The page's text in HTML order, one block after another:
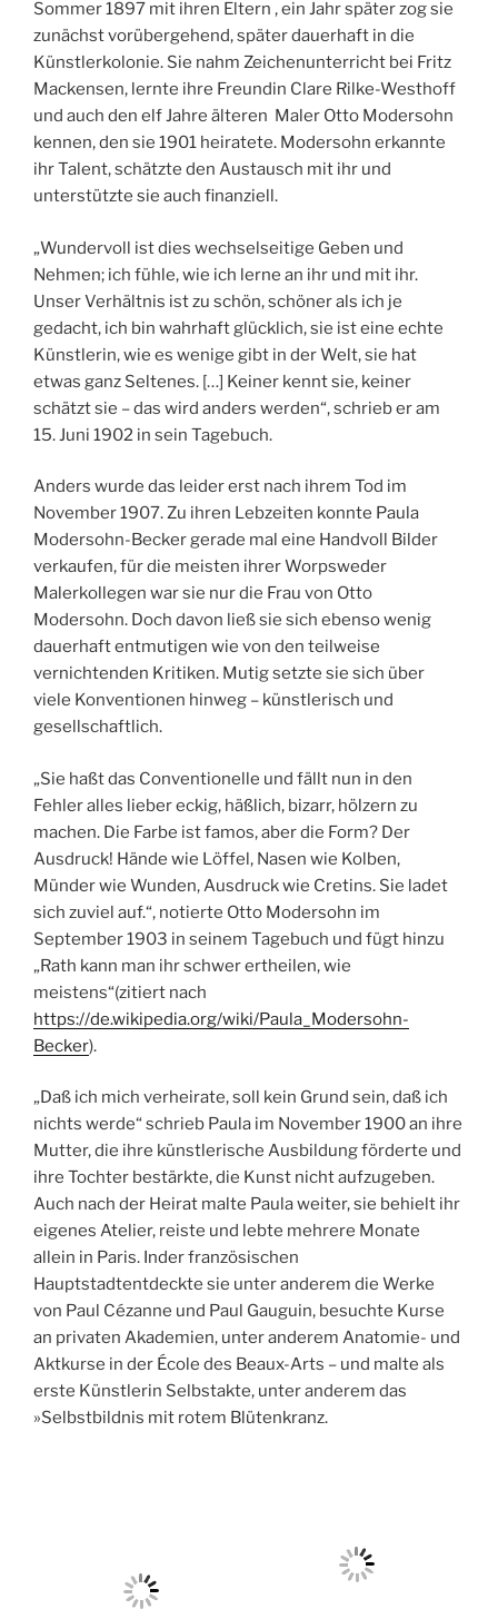
Sommer 1897 mit ihren Eltern , ein Jahr später zog sie
zunächst vorübergehend, später dauerhaft in die
Künstlerkolonie. Sie nahm Zeichenunterricht bei Fritz
Mackensen, lernte ihre Freundin Clare Rilke-Westhoff
und auch den elf Jahre älteren Maler Otto Modersohn
kennen, den sie 1901 heiratete. Modersohn erkannte
ihr Talent, schätzte den Austausch mit ihr und
unterstützte sie auch finanziell.
„Wundervoll ist dies wechselseitige Geben und
Nehmen; ich fühle, wie ich lerne an ihr und mit ihr.
Unser Verhältnis ist zu schön, schöner als ich je
gedacht, ich bin wahrhaft glücklich, sie ist eine echte
Künstlerin, wie es wenige gibt in der Welt, sie hat
etwas ganz Seltenes. […] Keiner kennt sie, keiner
schätzt sie – das wird anders werden“, schrieb er am
15. Juni 1902 in sein Tagebuch.
Anders wurde das leider erst nach ihrem Tod im
November 1907. Zu ihren Lebzeiten konnte Paula
Modersohn-Becker gerade mal eine Handvoll Bilder
verkaufen, für die meisten ihrer Worpsweder
Malerkollegen war sie nur die Frau von Otto
Modersohn. Doch davon ließ sie sich ebenso wenig
dauerhaft entmutigen wie von den teilweise
vernichtenden Kritiken. Mutig setzte sie sich über
viele Konventionen hinweg – künstlerisch und
gesellschaftlich.
„Sie haßt das Conventionelle und fällt nun in den
Fehler alles lieber eckig, häßlich, bizarr, hölzern zu
machen. Die Farbe ist famos, aber die Form? Der
Ausdruck! Hände wie Löffel, Nasen wie Kolben,
Münder wie Wunden, Ausdruck wie Cretins. Sie ladet
sich zuviel auf.“, notierte Otto Modersohn im
September 1903 in seinem Tagebuch und fügt hinzu
„Rath kann man ihr schwer ertheilen, wie
meistens“(zitiert nach
https://de.wikipedia.org/wiki/Paula_Modersohn-
Becker).
„Daß ich mich verheirate, soll kein Grund sein, daß ich
nichts werde“ schrieb Paula im November 1900 an ihre
Mutter, die ihre künstlerische Ausbildung förderte und
ihre Tochter bestärkte, die Kunst nicht aufzugeben.
Auch nach der Heirat malte Paula weiter, sie behielt ihr
eigenes Atelier, reiste und lebte mehrere Monate
allein in Paris. Inder französischen
Hauptstadtentdeckte sie unter anderem die Werke
von Paul Cézanne und Paul Gauguin, besuchte Kurse
an privaten Akademien, unter anderem Anatomie- und
Aktkurse in der École des Beaux-Arts – und malte als
erste Künstlerin Selbstakte, unter anderem das
»Selbstbildnis mit rotem Blütenkranz.